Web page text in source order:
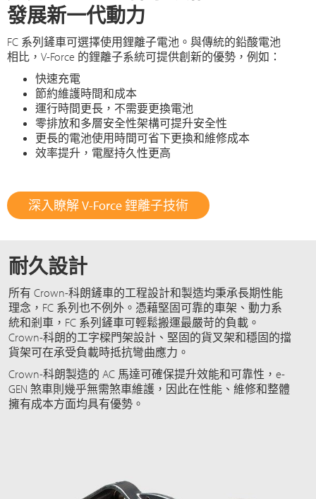
發展新一代動力
FC 系列鏟車可選擇使用鋰離子電池。與傳統的鉛酸電池
相比，V-Force 的鋰離子系統可提供創新的優勢，例如：
快速充電
節約維護時間和成本
運行時間更長，不需要更換電池
零排放和多層安全性架構可提升安全性
更長的電池使用時間可省下更換和維修成本
效率提升，電壓持久性更高
深入瞭解 V-Force 鋰離子技術
耐久設計
所有 Crown-科朗鏟車的工程設計和製造均秉承長期性能
理念，FC 系列也不例外。憑藉堅固可靠的車架、動力系
統和剎車，FC 系列鏟車可輕鬆搬運最嚴苛的負載。
Crown-科朗的工字樑門架設計、堅固的貨叉架和穩固的擋
貨架可在承受負載時抵抗彎曲應力。
Crown-科朗製造的 AC 馬達可確保提升效能和可靠性，e-
GEN 煞車則幾乎無需煞車維護，因此在性能、維修和整體
擁有成本方面均具有優勢。